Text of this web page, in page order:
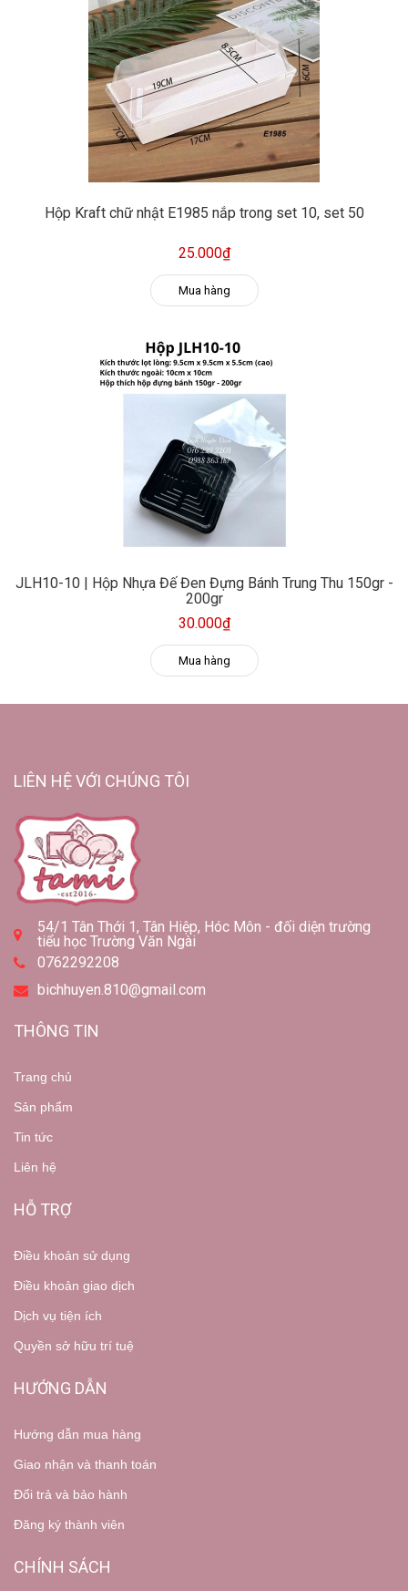
Hộp Kraft chữ nhật E1985 nắp trong set 10, set 50
25.000₫
Mua hàng
JLH10-10 | Hộp Nhựa Đế Đen Đựng Bánh Trung Thu 150gr -
200gr
30.000₫
Mua hàng
LIÊN HỆ VỚI CHÚNG TÔI
54/1 Tân Thới 1, Tân Hiệp, Hóc Môn - đối diện trường
tiểu học Trường Văn Ngài
0762292208
bichhuyen.810@gmail.com
THÔNG TIN
Trang chủ
Sản phẩm
Tin tức
Liên hệ
HỖ TRỢ
Điều khoản sử dụng
Điều khoản giao dịch
Dịch vụ tiện ích
Quyền sở hữu trí tuệ
HƯỚNG DẪN
Hướng dẫn mua hàng
Giao nhận và thanh toán
Đổi trả và bảo hành
Đăng ký thành viên
CHÍNH SÁCH